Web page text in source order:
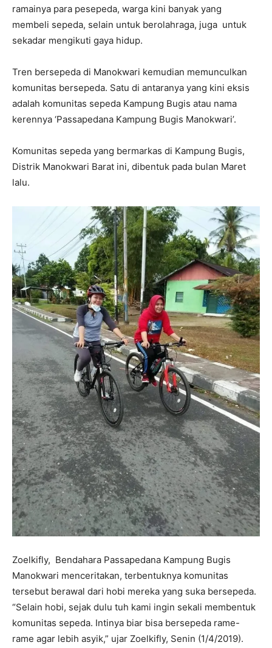
ramainya para pesepeda, warga kini banyak yang
membeli sepeda, selain untuk berolahraga, juga untuk
sekadar mengikuti gaya hidup.
Tren bersepeda di Manokwari kemudian memunculkan
komunitas bersepeda. Satu di antaranya yang kini eksis
adalah komunitas sepeda Kampung Bugis atau nama
kerennya ‘Passapedana Kampung Bugis Manokwari’.
Komunitas sepeda yang bermarkas di Kampung Bugis,
Distrik Manokwari Barat ini, dibentuk pada bulan Maret
lalu.
Zoelkifly, Bendahara Passapedana Kampung Bugis
Manokwari menceritakan, terbentuknya komunitas
tersebut berawal dari hobi mereka yang suka bersepeda.
“Selain hobi, sejak dulu tuh kami ingin sekali membentuk
komunitas sepeda. Intinya biar bisa bersepeda rame-
rame agar lebih asyik,” ujar Zoelkifly, Senin (1/4/2019).